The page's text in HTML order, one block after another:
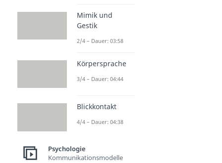
Mimik und
Gestik
2/4 – Dauer: 03:58
Körpersprache
3/4 – Dauer: 04:44
Blickkontakt
4/4 – Dauer: 04:38
Psychologie
Kommunikationsmodelle